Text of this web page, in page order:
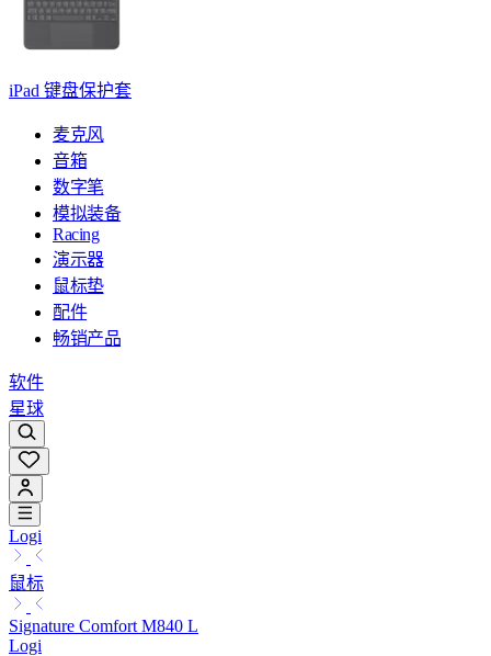
iPad 键盘保护套
麦克风
音箱
数字笔
模拟装备
Racing
演示器
鼠标垫
配件
畅销产品
软件
星球
Logi
鼠标
Signature Comfort M840 L
Logi